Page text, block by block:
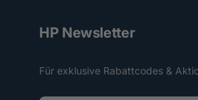
HP Newsletter
Für exklusive Rabattcodes &